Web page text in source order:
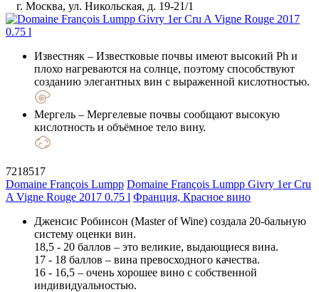
г. Москва, ул. Никольская, д. 19-21/1
Известняк – Известковые почвы имеют высокий Ph и
плохо нагреваются на солнце, поэтому способствуют
созданию элегантных вин с выраженной кислотностью.
Мергель – Мергелевые почвы сообщают высокую
кислотность и объёмное тело вину.
7218517
Domaine François Lumpp Domaine François Lumpp Givry 1er Cru
A Vigne Rouge 2017 0.75 l Франция, Красное вино
Дженсис Робинсон (Master of Wine) создала 20-бальную
систему оценки вин.
18,5 - 20 баллов – это великие, выдающиеся вина.
17 - 18 баллов – вина превосходного качества.
16 - 16,5 – очень хорошее вино с собственной
индивидуальностью.